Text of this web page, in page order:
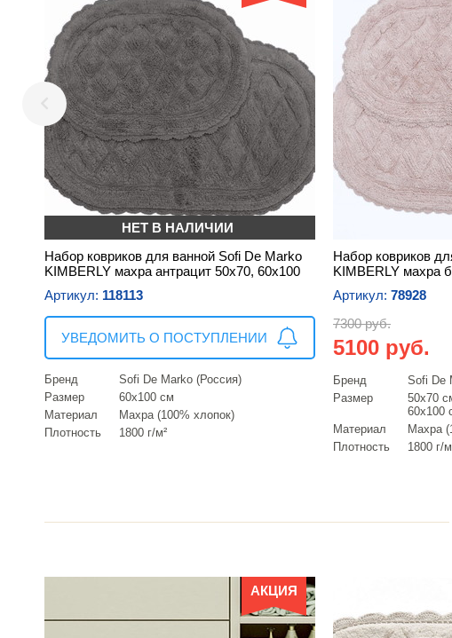
НЕТ В НАЛИЧИИ
Набор ковриков для ванной Sofi De Marko
KIMBERLY махра антрацит 50х70, 60х100
Артикул: 118113
УВЕДОМИТЬ О ПОСТУПЛЕНИИ
Бренд
Sofi De Marko (Россия)
Размер
60х100 см
Материал
Махра (100% хлопок)
Плотность
1800 г/м²
Набор ковриков
KIMBERLY махра
Артикул: 78928
7300 руб.
5100 руб.
Бренд
Sofi De
Размер
50х70
60х100
Материал
Махра
Плотность
1800 г/
АКЦИЯ